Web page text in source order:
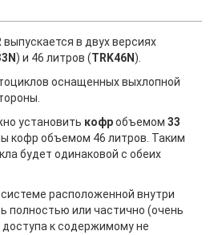
выпускается в двух версиях
) и 46 литров (TRK46N).
оснащенных выхлопной
установить кофробъемом 33
кофр объемом 46 литров. Таким
будет одинаковой с обеих
расположенной внутри
полностью или частично (очень
к содержимому не